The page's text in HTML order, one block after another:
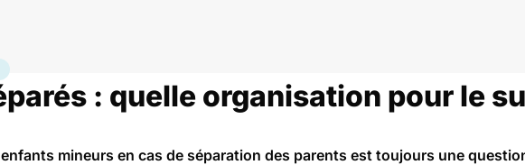
démarches
: quelle organisation pour le
mineurs en cas de séparation des parents est toujours une